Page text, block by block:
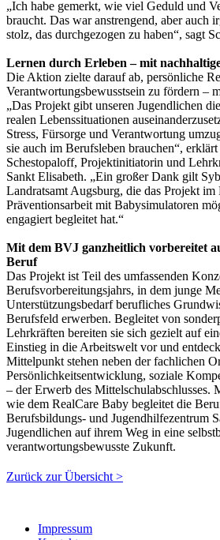
„Ich habe gemerkt, wie viel Geduld und
braucht. Das war anstrengend, aber auch
stolz, das durchgezogen zu haben“, sagt
Lernen durch Erleben –mit
Die Aktion zielte darauf ab, persönliche
Verantwortungsbewusstsein zu fördern –
„Das Projekt gibt unseren Jugendlichen
realen Lebenssituationen
Stress, Fürsorge und Verantwortung
sie auch im Berufsleben brauchen“,
Schestopaloff, Projektinitiatorin und
Sankt Elisabeth. „Ein großer Dank gilt
Landratsamt Augsburg, die das Projekt im
Präventionsarbeit mit Babysimulatoren
engagiert begleitet hat.“
Mit dem BVJ ganzheitlich vorbereitet
Beruf
Das Projekt ist Teil des umfassenden
Berufsvorbereitungsjahrs, in dem junge
Unterstützungsbedarf berufliches
Berufsfeld erwerben. Begleitet von
Lehrkräften bereiten sie sich gezielt auf
Einstieg in die Arbeitswelt vor und
Mittelpunkt stehen neben der fachlichen
Persönlichkeitsentwicklung, soziale
– der Erwerb des Mittelschulabschlusses.
wie dem RealCare Baby begleitet die
Berufsbildungs- und Jugendhilfezentrum
Jugendlichen auf ihrem Weg in eine
verantwortungsbewusste Zukunft.
Zurück zur Übersicht >
Impressum